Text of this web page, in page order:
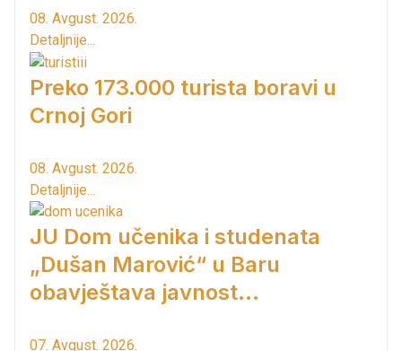
08. Avgust. 2026.
Detaljnije...
Preko 173.000 turista boravi u
Crnoj Gori
08. Avgust. 2026.
Detaljnije...
JU Dom učenika i studenata
„Dušan Marović“ u Baru
obavještava javnost...
07. Avgust. 2026.